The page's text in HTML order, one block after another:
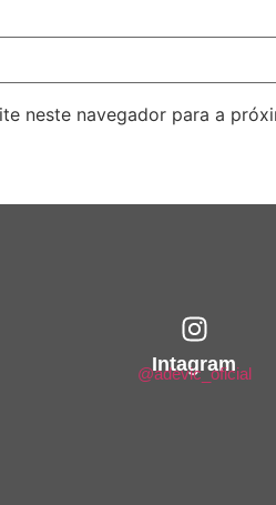
neste navegador para a
Intagram
@adevic_oficial